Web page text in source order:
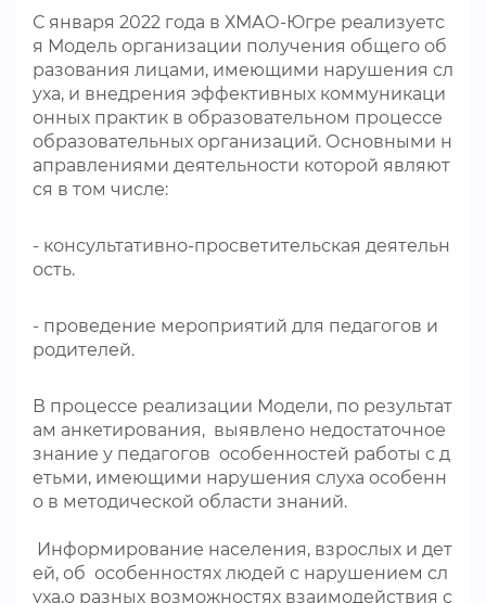
С января 2022 года в ХМАО-Югре реализуетс
я Модель организации получения общего об
разования лицами, имеющими нарушения сл
уха, и внедрения эффективных коммуникаци
онных практик в образовательном процессе
образовательных организаций. Основными н
аправлениями деятельности которой являют
ся в том числе:
- консультативно-просветительская деятельн
ость.
- проведение мероприятий для педагогов и
родителей.
В процессе реализации Модели, по результат
ам анкетирования, выявлено недостаточное
знание у педагогов особенностей работы с д
етьми, имеющими нарушения слуха особенн
о в методической области знаний.
Информирование населения, взрослых и дет
ей, об особенностях людей с нарушением сл
уха,о разных возможностях взаимодействия с